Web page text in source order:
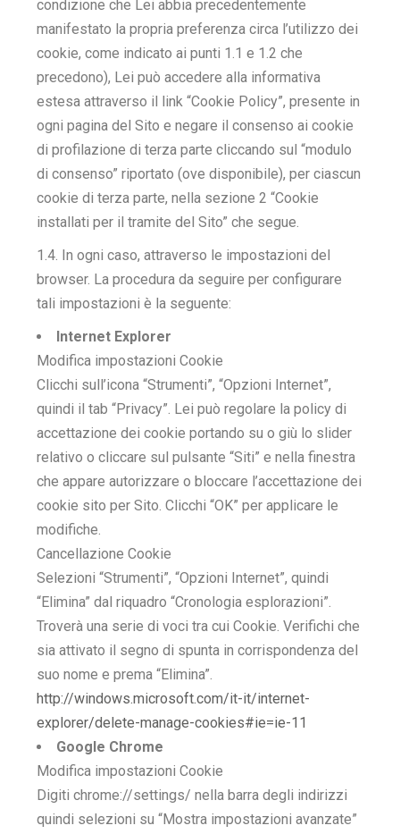
condizione che Lei abbia precedentemente
manifestato la propria preferenza circa l’utilizzo dei
cookie, come indicato ai punti 1.1 e 1.2 che
precedono), Lei può accedere alla informativa
estesa attraverso il link “Cookie Policy”, presente in
ogni pagina del Sito e negare il consenso ai cookie
di profilazione di terza parte cliccando sul “modulo
di consenso” riportato (ove disponibile), per ciascun
cookie di terza parte, nella sezione 2 “Cookie
installati per il tramite del Sito” che segue.
1.4. In ogni caso, attraverso le impostazioni del
browser. La procedura da seguire per configurare
tali impostazioni è la seguente:
Internet Explorer
Modifica impostazioni Cookie
Clicchi sull’icona “Strumenti”, “Opzioni Internet”,
quindi il tab “Privacy”. Lei può regolare la policy di
accettazione dei cookie portando su o giù lo slider
relativo o cliccare sul pulsante “Siti” e nella finestra
che appare autorizzare o bloccare l’accettazione dei
cookie sito per Sito. Clicchi “OK” per applicare le
modifiche.
Cancellazione Cookie
Selezioni “Strumenti”, “Opzioni Internet”, quindi
“Elimina” dal riquadro “Cronologia esplorazioni”.
Troverà una serie di voci tra cui Cookie. Verifichi che
sia attivato il segno di spunta in corrispondenza del
suo nome e prema “Elimina”.
http://windows.microsoft.com/it-it/internet-
explorer/delete-manage-cookies#ie=ie-11
Google Chrome
Modifica impostazioni Cookie
Digiti chrome://settings/ nella barra degli indirizzi
quindi selezioni su “Mostra impostazioni avanzate”